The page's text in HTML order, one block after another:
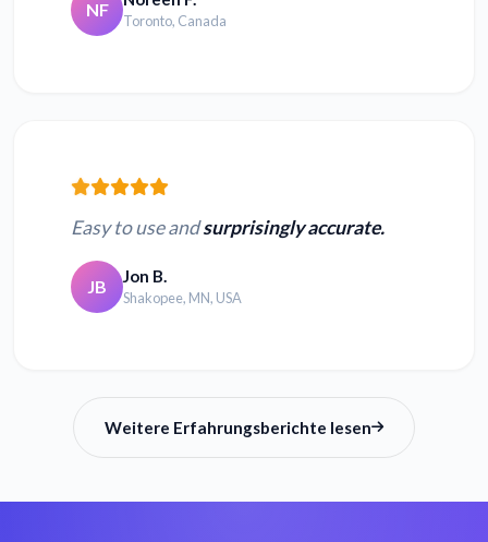
MP3 in Text
umwandeln
AMR in Text
MUS in Text
umwandeln
NF
Toronto, Canada
Easy to use andsurprisingly accurate.
JB Jon B.
Shakopee, MN, USA
Weitere Erfahrungsberichte lesen